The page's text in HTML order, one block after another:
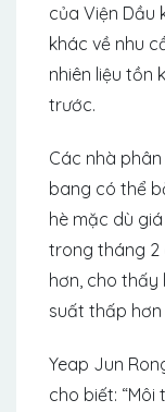
của Viện Dầu
khác về nhu
nhiên liệu tồn
trước.
Các nhà
bang có thể
hè mặc dù
trong tháng 2
hơn, cho thấy
suất thấp
Yeap Jun
cho biết: